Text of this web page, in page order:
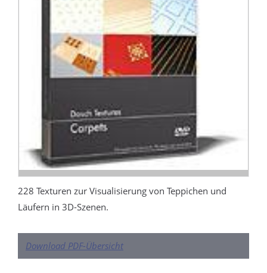
228 Texturen zur Visualisierung von Teppichen und
Läufern in 3D-Szenen.
Download PDF-Übersicht